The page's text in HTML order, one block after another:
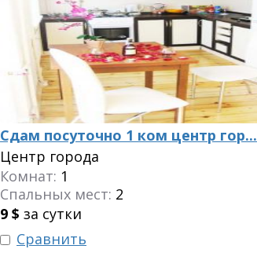
Сдам посуточно 1 ком центр гор...
Центр города
Комнат: 1
Спальных мест: 2
9 $ за сутки
Сравнить